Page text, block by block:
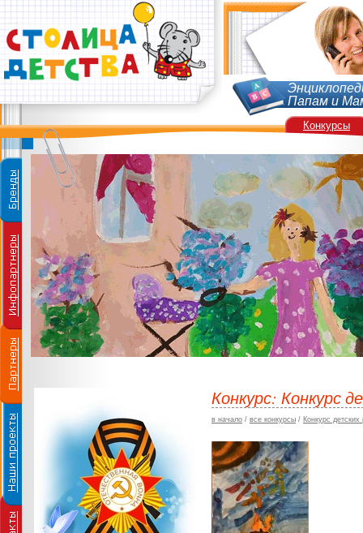
Папам и
Конкурс: Конкурс
в начало / все конкурсы / Конкурс
Конкурсы